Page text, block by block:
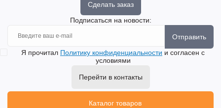
Сделать заказ
Подписаться на новости:
Отправить
Я прочитал Политику конфиденциальности и согласен с
условиями
Перейти в контакты
Каталог товаров